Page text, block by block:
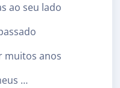
ao seu lado
muitos anos
…